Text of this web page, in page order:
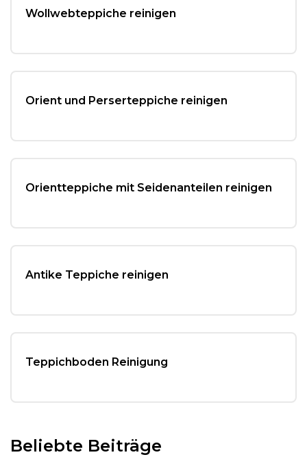
o
Wollwebteppiche reinigen
Orient und Perserteppiche reinigen
Orientteppiche mit Seidenanteilen reinigen
Antike Teppiche reinigen
Teppichboden Reinigung
Beliebte Beiträge